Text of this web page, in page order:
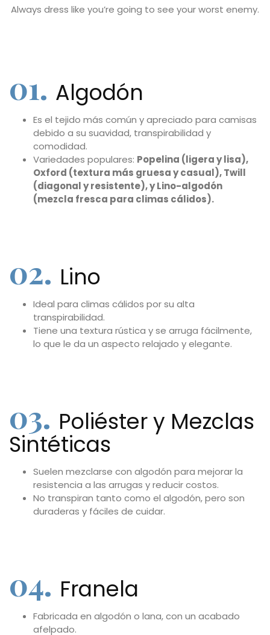
Always dress like you’re going to see your worst enemy.
01. Algodón
Es el tejido más común y apreciado para camisas
debido a su suavidad, transpirabilidad y
comodidad.
Variedades populares: Popelina (ligera y lisa),
Oxford (textura más gruesa y casual), Twill
(diagonal y resistente), y Lino-algodón
(mezcla fresca para climas cálidos).
02. Lino
Ideal para climas cálidos por su alta
transpirabilidad.
Tiene una textura rústica y se arruga fácilmente,
lo que le da un aspecto relajado y elegante.
03. Poliéster y Mezclas
Sintéticas
Suelen mezclarse con algodón para mejorar la
resistencia a las arrugas y reducir costos.
No transpiran tanto como el algodón, pero son
duraderas y fáciles de cuidar.
04. Franela
Fabricada en algodón o lana, con un acabado
afelpado.